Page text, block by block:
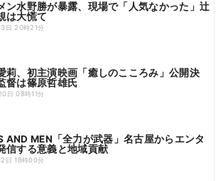
ン水野勝が暴露、現場で「人気なかった」辻
は大慌て
日 20時21分
莉、初主演映画「癒しのこころみ」公開決
は篠原哲雄氏
日 08時11分
AND MEN「全力が武器」名古屋からエンタ
信する意義と地域貢献
日 18時00分